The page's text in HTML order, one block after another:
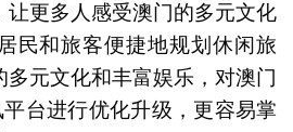
让更多人感受澳门的多元文化
民和旅客便捷地规划休闲旅
元文化和丰富娱乐，对澳门
平台进行优化升级，更容易掌